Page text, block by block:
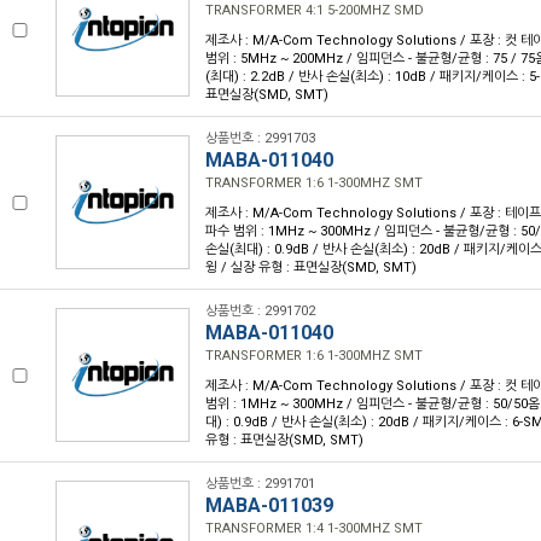
TRANSFORMER 4:1 5-200MHZ SMD
제조사 : M/A-Com Technology Solutions / 포장 : 컷 테
범위 : 5MHz ~ 200MHz / 임피던스 - 불균형/균형 : 75 / 75
(최대) : 2.2dB / 반사 손실(최소) : 10dB / 패키지/케이스 :
표면실장(SMD, SMT)
상품번호 : 2991703
MABA-011040
TRANSFORMER 1:6 1-300MHZ SMT
제조사 : M/A-Com Technology Solutions / 포장 : 테이
파수 범위 : 1MHz ~ 300MHz / 임피던스 - 불균형/균형 :
손실(최대) : 0.9dB / 반사 손실(최소) : 20dB / 패키지/케이
윙 / 실장 유형 : 표면실장(SMD, SMT)
상품번호 : 2991702
MABA-011040
TRANSFORMER 1:6 1-300MHZ SMT
제조사 : M/A-Com Technology Solutions / 포장 : 컷 테
범위 : 1MHz ~ 300MHz / 임피던스 - 불균형/균형 : 50/50
대) : 0.9dB / 반사 손실(최소) : 20dB / 패키지/케이스 : 6-
유형 : 표면실장(SMD, SMT)
상품번호 : 2991701
MABA-011039
TRANSFORMER 1:4 1-300MHZ SMT